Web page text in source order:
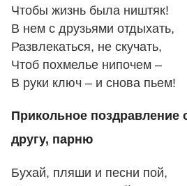
Чтобы жизнь была ништяк!
В нем с друзьями отдыхать,
Развлекаться, не скучать,
Чтоб похмелье нипочем –
В руки ключ – и снова пьем!
Прикольное поздравление
другу, парню
Бухай, пляши и песни пой,